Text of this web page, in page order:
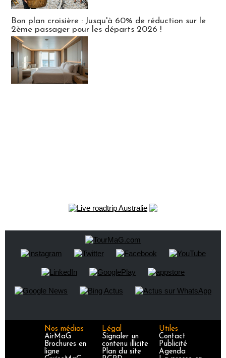
Bon plan croisière : Jusqu'à 60% de réduction sur le
2ème passager pour les départs 2026 !
Nos médias
AirMaG
Brochures en
ligne
Légal
Signaler un
contenu illicite
Plan du site
Utiles
Contact
Publicité
Agenda